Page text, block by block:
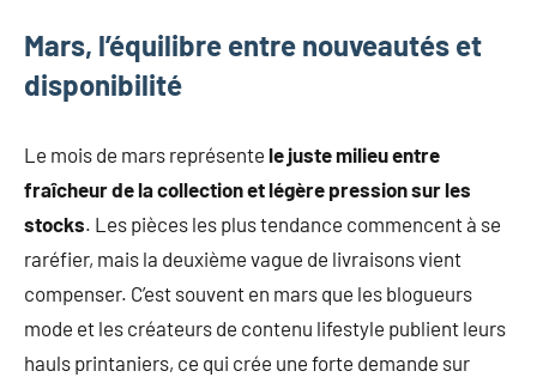
Mars, l’équilibre entre nouveautés et
disponibilité
Le mois de mars représente le juste milieu entre
fraîcheur de la collection et légère pression sur les
stocks. Les pièces les plus tendance commencent à se
raréfier, mais la deuxième vague de livraisons vient
compenser. C’est souvent en mars que les blogueurs
mode et les créateurs de contenu lifestyle publient leurs
hauls printaniers, ce qui crée une forte demande sur